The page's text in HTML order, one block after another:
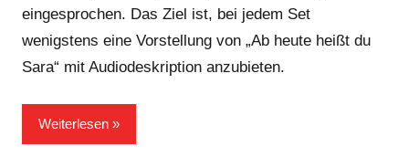
eingesprochen. Das Ziel ist, bei jedem Set
wenigstens eine Vorstellung von „Ab heute heißt du
Sara“ mit Audiodeskription anzubieten.
Weiterlesen